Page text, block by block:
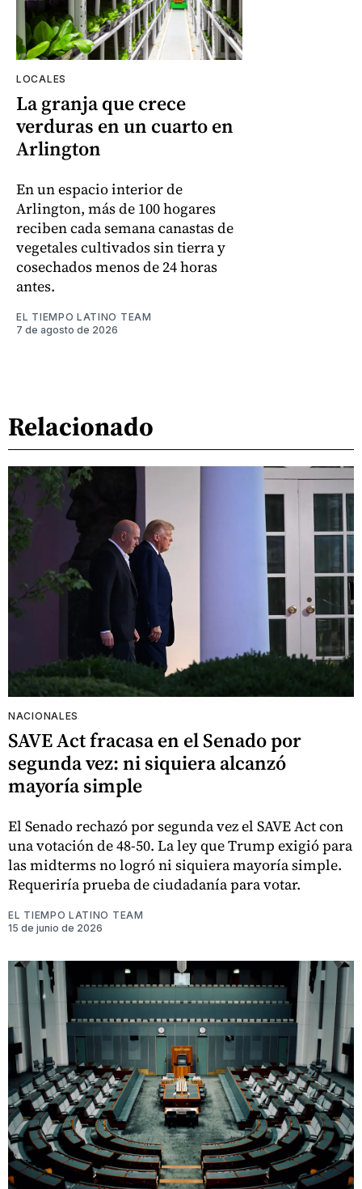
LOCALES
La granja que crece
verduras en un cuarto en
Arlington
En un espacio interior de
Arlington, más de 100 hogares
reciben cada semana canastas de
vegetales cultivados sin tierra y
cosechados menos de 24 horas
antes.
EL TIEMPO LATINO TEAM
7 de agosto de 2026
Relacionado
NACIONALES
SAVE Act fracasa en el Senado por
segunda vez: ni siquiera alcanzó
mayoría simple
El Senado rechazó por segunda vez el SAVE Act con
una votación de 48-50. La ley que Trump exigió para
las midterms no logró ni siquiera mayoría simple.
Requeriría prueba de ciudadanía para votar.
EL TIEMPO LATINO TEAM
15 de junio de 2026